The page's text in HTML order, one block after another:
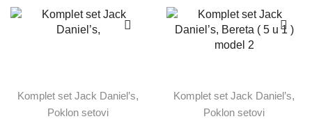
Komplet set Jack Daniel’s,
Poklon setovi
Komplet set Jack Daniel’s,
Poklon setovi